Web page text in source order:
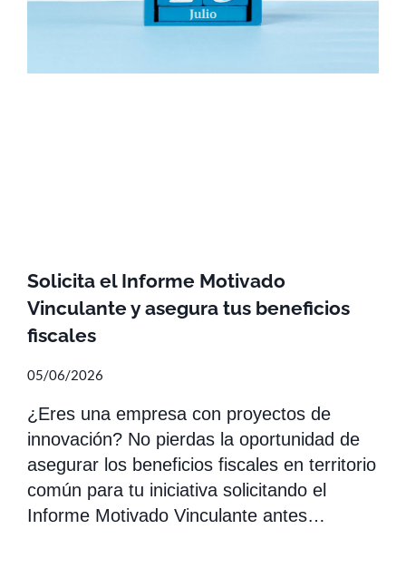
Solicita el Informe Motivado
Vinculante y asegura tus beneficios
fiscales
05/06/2026
¿Eres una empresa con proyectos de
innovación? No pierdas la oportunidad de
asegurar los beneficios fiscales en territorio
común para tu iniciativa solicitando el
Informe Motivado Vinculante antes…